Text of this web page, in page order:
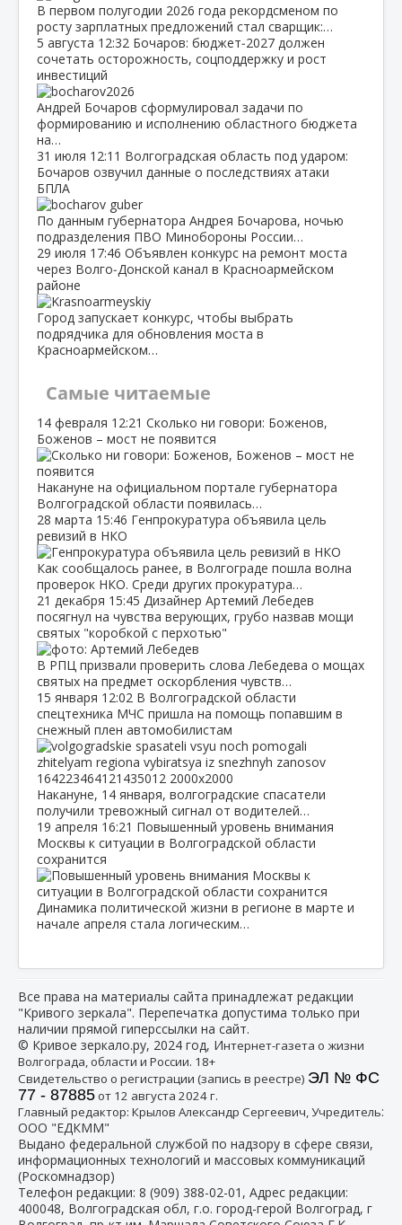
В первом полугодии 2026 года рекордсменом по
росту зарплатных предложений стал сварщик:…
5 августа 12:32 Бочаров: бюджет‑2027 должен
сочетать осторожность, соцподдержку и рост
инвестиций
Андрей Бочаров сформулировал задачи по
формированию и исполнению областного бюджета
на…
31 июля 12:11 Волгоградская область под ударом:
Бочаров озвучил данные о последствиях атаки
БПЛА
По данным губернатора Андрея Бочарова, ночью
подразделения ПВО Минобороны России…
29 июля 17:46 Объявлен конкурс на ремонт моста
через Волго‑Донской канал в Красноармейском
районе
Город запускает конкурс, чтобы выбрать
подрядчика для обновления моста в
Красноармейском…
Самые читаемые
14 февраля 12:21 Сколько ни говори: Боженов,
Боженов – мост не появится
Накануне на официальном портале губернатора
Волгоградской области появилась…
28 марта 15:46 Генпрокуратура объявила цель
ревизий в НКО
Как сообщалось ранее, в Волгограде пошла волна
проверок НКО. Среди других прокуратура…
21 декабря 15:45 Дизайнер Артемий Лебедев
посягнул на чувства верующих, грубо назвав мощи
святых "коробкой с перхотью"
В РПЦ призвали проверить слова Лебедева о мощах
святых на предмет оскорбления чувств…
15 января 12:02 В Волгоградской области
спецтехника МЧС пришла на помощь попавшим в
снежный плен автомобилистам
Накануне, 14 января, волгоградские спасатели
получили тревожный сигнал от водителей…
19 апреля 16:21 Повышенный уровень внимания
Москвы к ситуации в Волгоградской области
сохранится
Динамика политической жизни в регионе в марте и
начале апреля стала логическим…
Все права на материалы сайта принадлежат редакции
"Кривого зеркала". Перепечатка допустима только при
наличии прямой гиперссылки на сайт.
© Кривое зеркало.ру, 2024 год, Интернет-газета о жизни
Волгограда, области и России. 18+
Свидетельство о регистрации (запись в реестре) ЭЛ № ФС
77 - 87885от 12 августа 2024 г.
Главный редактор: Крылов Александр Сергеевич, Учредитель:
ООО "ЕДКММ"
Выдано федеральной службой по надзору в сфере связи,
информационных технологий и массовых коммуникаций
(Роскомнадзор)
Телефон редакции: 8 (909) 388-02-01 , Адрес редакции:
400048, Волгоградская обл, г.о. город-герой Волгоград, г